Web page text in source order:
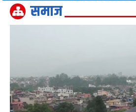
समाज